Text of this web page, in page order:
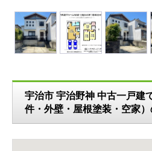
宇治市 宇治野神 中古一戸建
件・外壁・屋根塗装・空家